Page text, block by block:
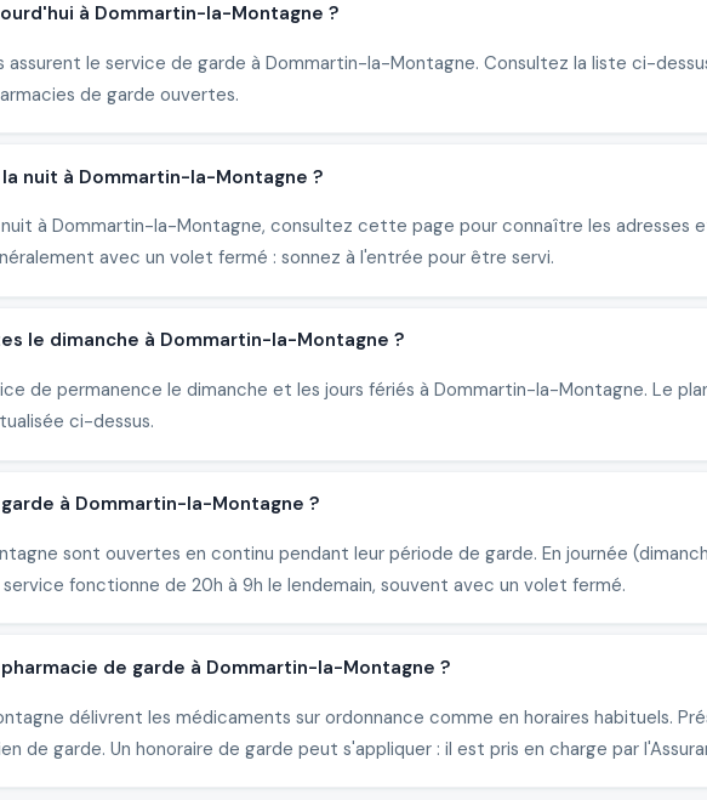
à Dommartin-la-Montagne ?
assurent le service de garde à Dommartin-la-Montagne. Consultez la liste ci-
de garde ouvertes.
nuit à Dommartin-la-Montagne ?
à Dommartin-la-Montagne, consultez cette page pour connaître les adresses
avec un volet fermé : sonnez à l'entrée pour être servi.
le dimanche à Dommartin-la-Montagne ?
de permanence le dimanche et les jours fériés à Dommartin-la-Montagne. Le
ci-dessus.
à Dommartin-la-Montagne ?
sont ouvertes en continu pendant leur période de garde. En journée
fonctionne de 20h à 9h le lendemain, souvent avec un volet fermé.
de garde à Dommartin-la-Montagne ?
délivrent les médicaments sur ordonnance comme en horaires habituels.
de garde. Un honoraire de garde peut s'appliquer : il est pris en charge par